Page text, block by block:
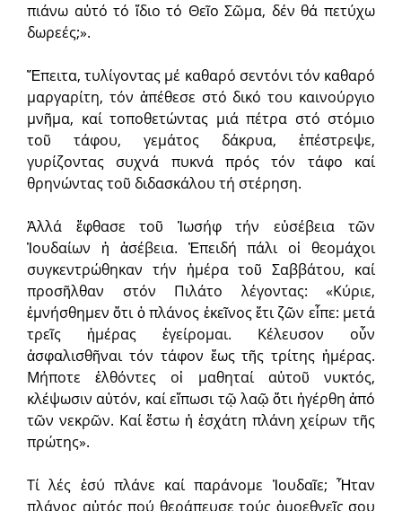
πιάνω αὐτό τό ἴδιο τό Θεῖο Σῶμα, δέν θά πετύχω
δωρεές;».
Ἔπειτα, τυλίγοντας μέ καθαρό σεντόνι τόν καθαρό
μαργαρίτη, τόν ἀπέθεσε στό δικό του καινούργιο
μνῆμα, καί τοποθετώντας μιά πέτρα στό στόμιο
τοῦ τάφου, γεμάτος δάκρυα, ἐπέστρεψε,
γυρίζοντας συχνά πυκνά πρός τόν τάφο καί
θρηνώντας τοῦ διδασκάλου τή στέρηση.
Ἀλλά ἔφθασε τοῦ Ἰωσήφ τήν εὐσέβεια τῶν
Ἰουδαίων ἡ ἀσέβεια. Ἐπειδή πάλι οἱ θεομάχοι
συγκεντρώθηκαν τήν ἡμέρα τοῦ Σαββάτου, καί
προσῆλθαν στόν Πιλάτο λέγοντας: «Κύριε,
ἐμνήσθημεν ὅτι ὁ πλάνος ἐκεῖνος ἔτι ζῶν εἶπε: μετά
τρεῖς ἡμέρας ἐγείρομαι. Κέλευσον οὖν
ἀσφαλισθῆναι τόν τάφον ἕως τῆς τρίτης ἡμέρας.
Μήποτε ἐλθόντες οἱ μαθηταί αὐτοῦ νυκτός,
κλέψωσιν αὐτόν, καί εἴπωσι τῷ λαῷ ὅτι ἠγέρθη ἀπό
τῶν νεκρῶν. Καί ἔστω ἡ ἐσχάτη πλάνη χείρων τῆς
πρώτης».
Τί λές ἐσύ πλάνε καί παράνομε Ἰουδαῖε; Ἦταν
πλάνος αὐτός πού θεράπευσε τούς ὁμοεθνεῖς σου